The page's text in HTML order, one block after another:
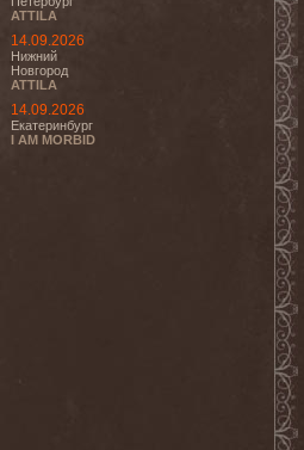
ATTILA
14.09.2026
Нижний
Новгород
ATTILA
14.09.2026
Екатеринбург
I AM MORBID